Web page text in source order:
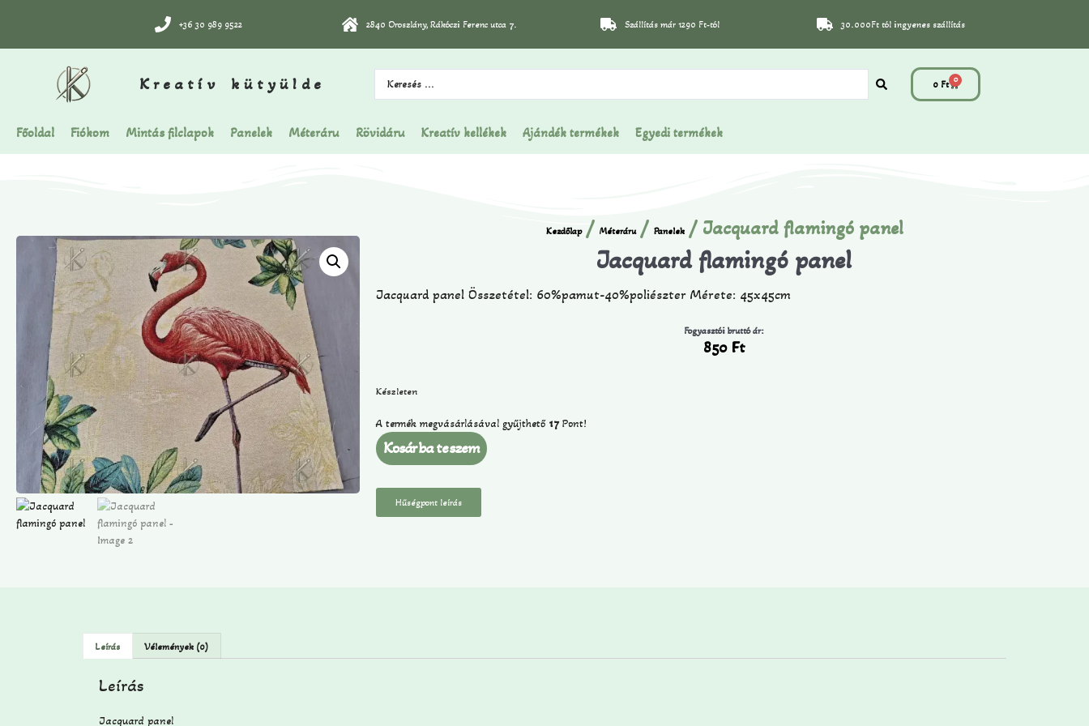
+36 30 989 9522 2840 Oroszlány, Rákóczi Ferenc utca 7. Szállítás már 1290 Ft-tól 30.000Ft tól ingyenes szállítás
Kreatív kütyülde 0 Ft 0
Főoldal Fiókom Mintás filclapok Panelek Méteráru Rövidáru Kreatív kellékek Ajándék termékek Egyedi termékek
Kezdőlap/ Méteráru/ Panelek/ Jacquard flamingó panel
Jacquard flamingó panel
Jacquard panel Összetétel: 60%pamut-40%poliészter Mérete: 45x45cm
Fogyasztói bruttó ár:
850 Ft
Készleten
A termék megvásárlásával gyűjthető 17Pont!
Kosárba teszem
Hűségpont leírás
Leírás Vélemények (0)
Leírás
Jacquard panel